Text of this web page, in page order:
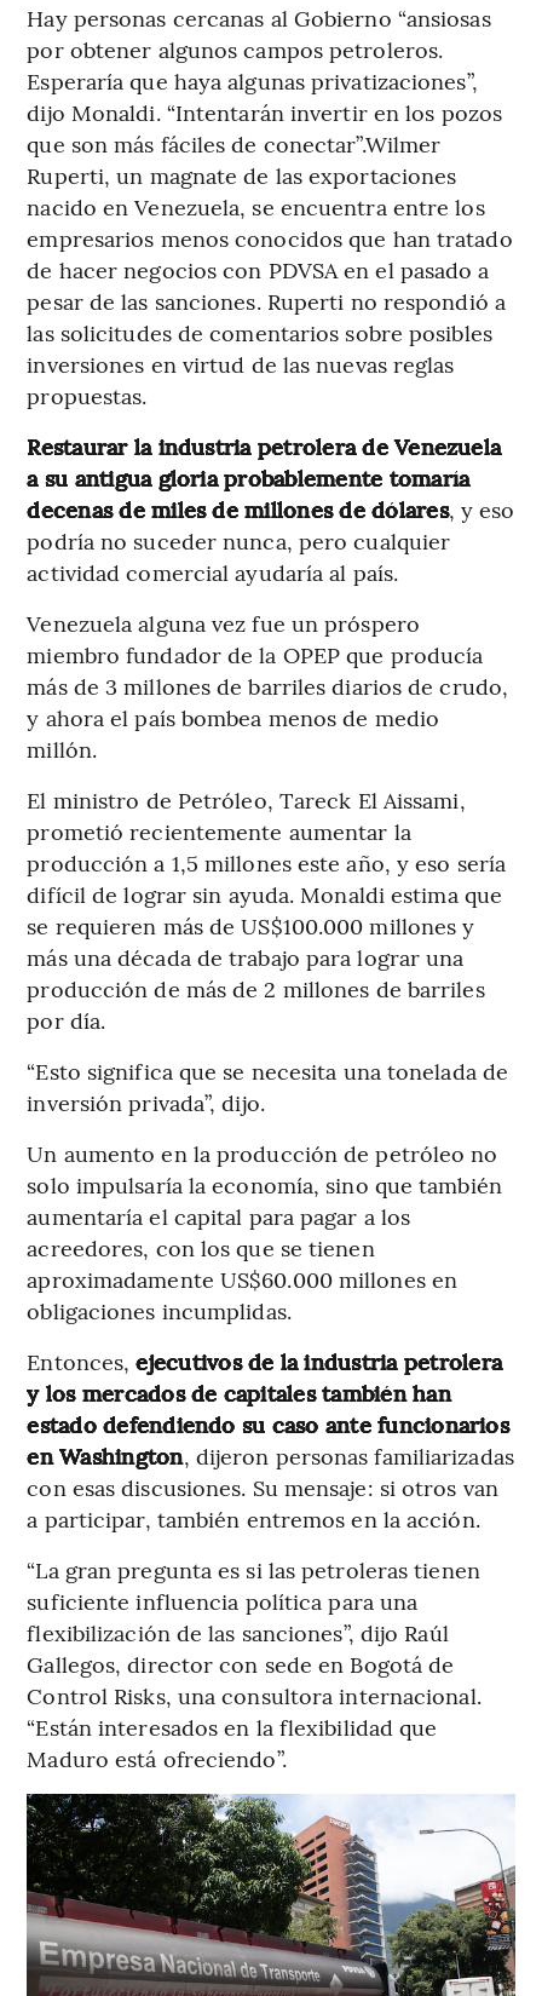
Hay personas cercanas al Gobierno “ansiosas
por obtener algunos campos petroleros.
Esperaría que haya algunas privatizaciones”,
dijo Monaldi. “Intentarán invertir en los pozos
que son más fáciles de conectar”.Wilmer
Ruperti, un magnate de las exportaciones
nacido en Venezuela, se encuentra entre los
empresarios menos conocidos que han tratado
de hacer negocios con PDVSA en el pasado a
pesar de las sanciones. Ruperti no respondió a
las solicitudes de comentarios sobre posibles
inversiones en virtud de las nuevas reglas
propuestas.
Restaurar la industria petrolera de Venezuela
a su antigua gloria probablemente tomaría
decenas de miles de millones de dólares, y eso
podría no suceder nunca, pero cualquier
actividad comercial ayudaría al país.
Venezuela alguna vez fue un próspero
miembro fundador de la OPEP que producía
más de 3 millones de barriles diarios de crudo,
y ahora el país bombea menos de medio
millón.
El ministro de Petróleo, Tareck El Aissami,
prometió recientemente aumentar la
producción a 1,5 millones este año, y eso sería
difícil de lograr sin ayuda. Monaldi estima que
se requieren más de US$100.000 millones y
más una década de trabajo para lograr una
producción de más de 2 millones de barriles
por día.
“Esto significa que se necesita una tonelada de
inversión privada”, dijo.
Un aumento en la producción de petróleo no
solo impulsaría la economía, sino que también
aumentaría el capital para pagar a los
acreedores, con los que se tienen
aproximadamente US$60.000 millones en
obligaciones incumplidas.
Entonces,ejecutivos de la industria petrolera
y los mercados de capitales también han
estado defendiendo su caso ante funcionarios
en Washington, dijeron personas familiarizadas
con esas discusiones. Su mensaje: si otros van
a participar, también entremos en la acción.
“La gran pregunta es si las petroleras tienen
suficiente influencia política para una
flexibilización de las sanciones”, dijo Raúl
Gallegos, director con sede en Bogotá de
Control Risks, una consultora internacional.
“Están interesados en la flexibilidad que
Maduro está ofreciendo”.